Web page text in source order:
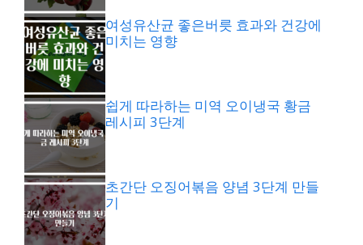
여성유산균 좋은버릇 효과와 건강에
미치는 영향
쉽게 따라하는 미역 오이냉국 황금
레시피 3단계
초간단 오징어볶음 양념 3단계 만들
기